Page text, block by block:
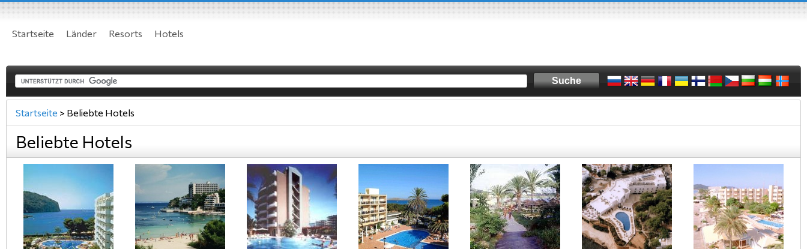
Startseite Länder Resorts Hotels
Startseite > Beliebte Hotels
Beliebte Hotels